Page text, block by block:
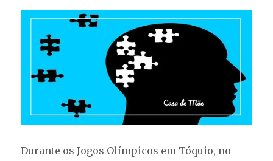
Durante os Jogos Olímpicos em Tóquio, no